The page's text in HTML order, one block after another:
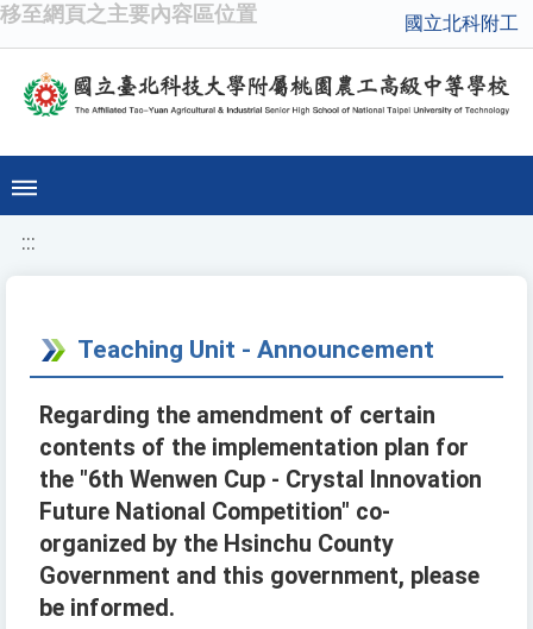
移至網頁之主要內容區位置 國立北科附工
:::
Teaching Unit - Announcement
Regarding the amendment of certain
contents of the implementation plan for
the "6th Wenwen Cup - Crystal Innovation
Future National Competition" co-
organized by the Hsinchu County
Government and this government, please
be informed.